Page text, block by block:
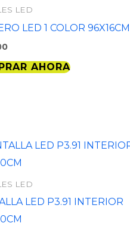
LED
LED 1 COLOR 96X16CM
AHORA
LED
LED P3.91 INTERIOR